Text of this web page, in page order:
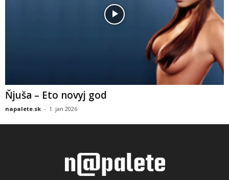
Ňjuša – Eto novyj god
napalete.sk - 1. jan 2026